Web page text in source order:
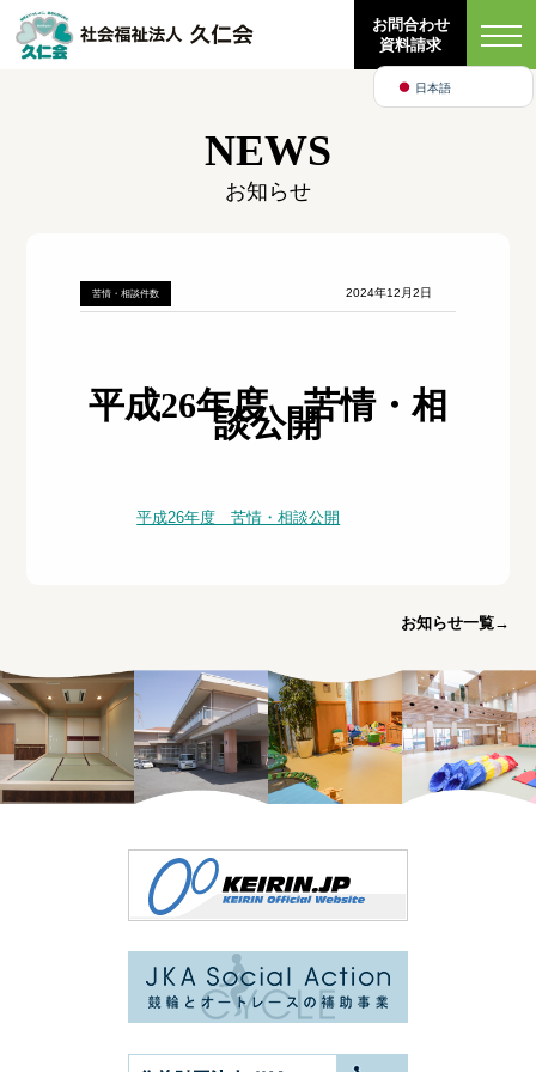
お問合わせ
資料請求
NEWS
お知らせ
苦情・相談件数 2024年12月2日
平成26年度 苦情・相
談公開
平成26年度 苦情・相談公開
お知らせ一覧→
日本語
English